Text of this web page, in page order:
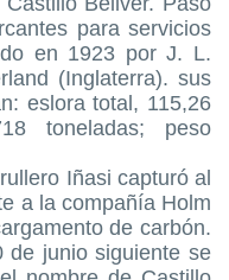
para servicios
en 1923 por J. L.
(Inglaterra). sus
eslora total, 115,26
toneladas; peso
Iñasi capturó al
a la compañía Holm
de carbón.
de junio siguiente se